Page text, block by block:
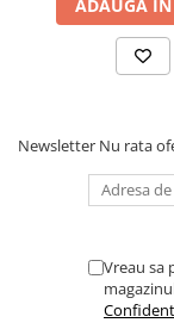
Accesorii pentru
Table albe
Stocare
Accesorii
Baterii &
ADAUGA IN
Newsletter Nu rata
Vreau sa